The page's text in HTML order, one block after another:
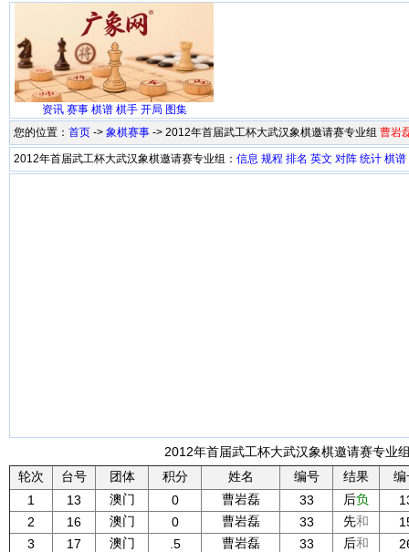
资讯 赛事 棋谱 棋手 开局 图集
您的位置： 首页 -> 象棋赛事 -> 2012年首届武工杯大武汉象棋邀请赛专业组 曹岩
2012年首届武工杯大武汉象棋邀请赛专业组： 信息 规程 排名 英文 对阵 统计 棋谱
2012年首届武工杯大武汉象棋邀请赛专业
轮次
台号 团体 积分 姓名 编号 结果
编
1
13 澳门 0 曹岩磊 33 后负
2
16 澳门 0 曹岩磊 33 先和
3
17 澳门 .5 曹岩磊 33 后和